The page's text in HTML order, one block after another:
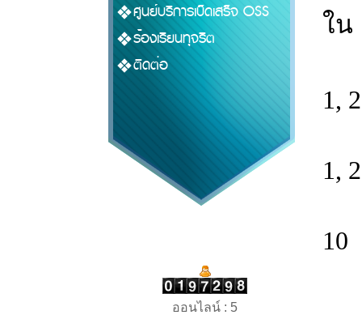
ศูนย์บริการเบ็ดเสร็จ OSS
ร้องเรียนทุจริต
ติดต่อ
ออนไลน์ : 5
ใ
1,
1,
10